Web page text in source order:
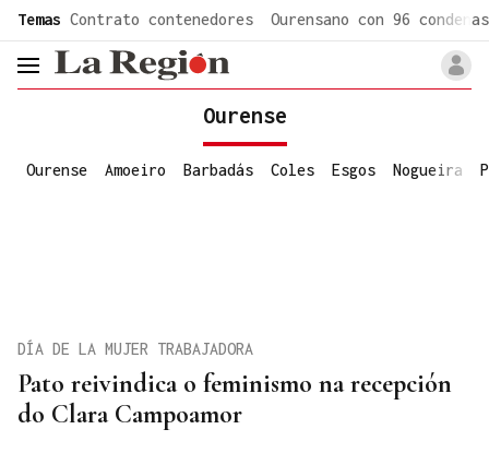
Temas Contrato contenedores Ourensano con 96 condenas
header.menu.open
Ourense
Ourense Amoeiro Barbadás Coles Esgos Nogueira
Pato reivindica o feminismo na recepción
do Clara Campoamor
DÍA DE LA MUJER TRABAJADORA